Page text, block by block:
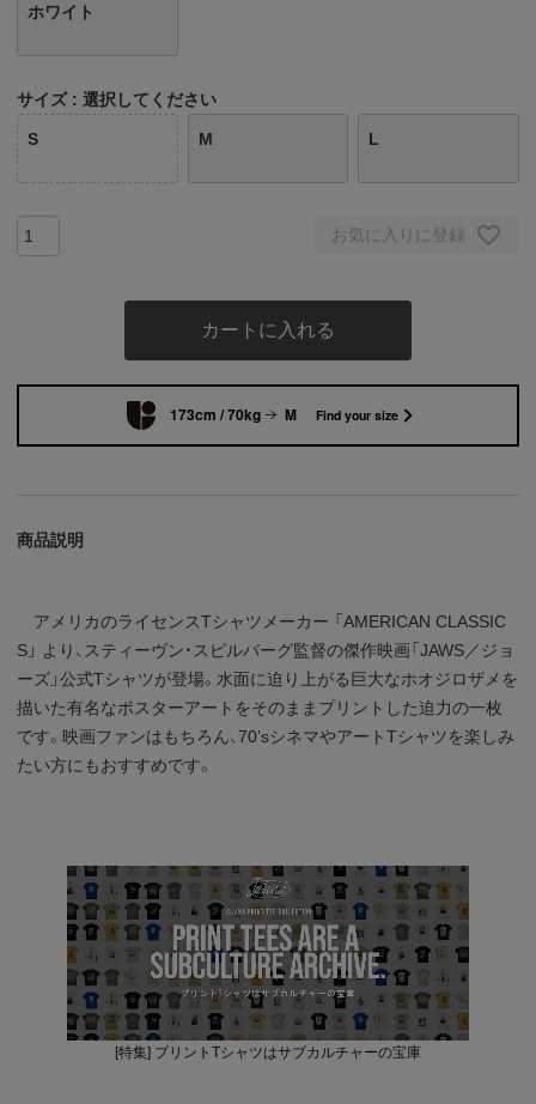
ホワイト
サイズ 選択してください
S M L
お気に入りに登録
カートに入れる
173cm / 70kg M Find your size
商品説明
アメリカのライセンスTシャツメーカー 「AMERICAN CLASSIC
S」 より、スティーヴン・スピルバーグ監督の傑作映画「JAWS／ジョ
ーズ」公式Tシャツが登場。水面に迫り上がる巨大なホオジロザメを
描いた有名なポスターアートをそのままプリントした迫力の一枚
です。映画ファンはもちろん、70’sシネマやアートTシャツを楽しみ
たい方にもおすすめです。
[特集] プリントTシャツはサブカルチャーの宝庫